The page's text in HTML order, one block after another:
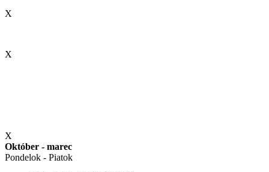
X
X
X
Október - marec
Pondelok - Piatok